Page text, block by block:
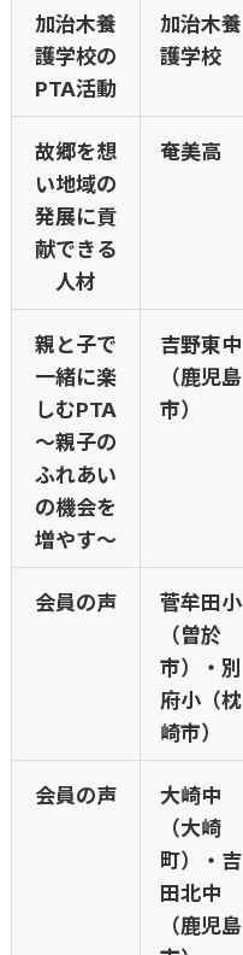
加治木養
護学校の
PTA活動
加治木養
護学校
故郷を想
い地域の
発展に貢
献できる
人材
奄美高
親と子で
一緒に楽
しむPTA
～親子の
ふれあい
の機会を
増やす～
吉野東中
（鹿児島
市）
会員の声
菅牟田小
（曽於
市）・別
府小（枕
崎市）
会員の声
大崎中
（大崎
町）・吉
田北中
（鹿児島